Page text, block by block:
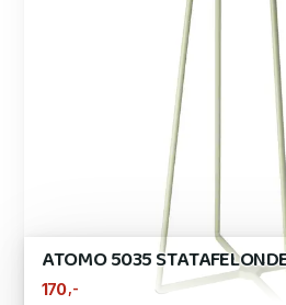
ATOMO 5035
170 ,-